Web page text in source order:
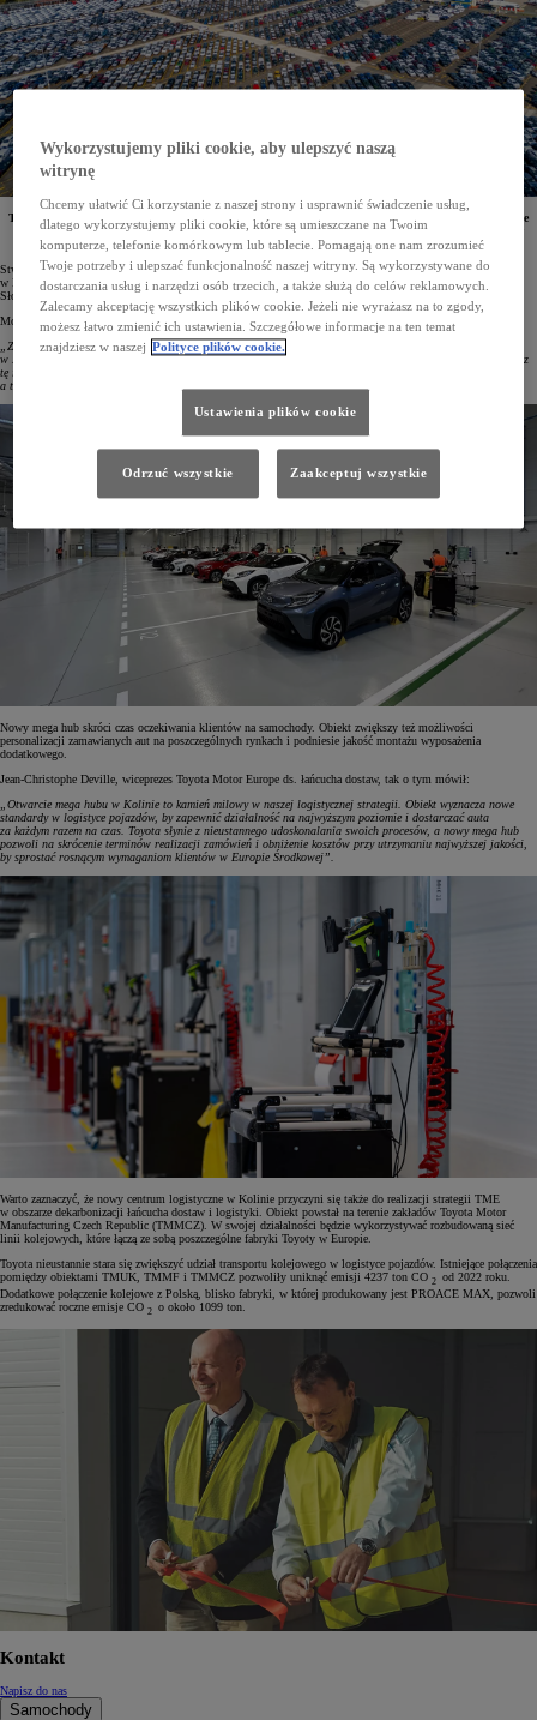
Toyota Motor Europe (TME) otwiera w czeskim Kolinie swój pierwszy mega hub. Ułatwi on operacje
logistyczne koncernu w Europie Środkowej, a także skróci czas oczekiwania europejskich klientów
na zamówione auta marki Toyota i Lexus. Inwestycja ta kosztowała 17 mln euro.
Stworzony przez Toyota Motor Europe w czeskim Kolinie mega hub to największy tego typu obiekt Toyoty
w Europie. Nowe centrum logistyczne będzie dostarczać samochody do Austrii, Czech, Niemiec, Polski,
Słowacji i Węgier. Rocznie będzie w stanie obsłużyć nawet 350 000 aut.
Mówiąc o tej inwestycji, dr Robert Kiml, prezes Toyota Motor Manufacturing Czech Republic, podkreślił:
„Zainwestowaliśmy w Czechach 17 mln euro. Ten strategiczny ruch nie tylko wzmacnia obecność Toyoty
w Europie Środkowej, ale także pokazuje, że jesteśmy pewni potencjału, jakim dysponuje ten region. Poprzez
tę inwestycję wspieramy innowacyjność, efektywność i zrównoważony rozwój, na czym skorzystają klienci,
a także lokalna gospodarka”.
Nowy mega hub skróci czas oczekiwania klientów na samochody. Obiekt zwiększy też możliwości
personalizacji zamawianych aut na poszczególnych rynkach i podniesie jakość montażu wyposażenia
dodatkowego.
Jean-Christophe Deville, wiceprezes Toyota Motor Europe ds. łańcucha dostaw, tak o tym mówił:
„Otwarcie mega hubu w Kolinie to kamień milowy w naszej logistycznej strategii. Obiekt wyznacza nowe
standardy w logistyce pojazdów, by zapewnić działalność na najwyższym poziomie i dostarczać auta
za każdym razem na czas. Toyota słynie z nieustannego udoskonalania swoich procesów, a nowy mega hub
pozwoli na skrócenie terminów realizacji zamówień i obniżenie kosztów przy utrzymaniu najwyższej jakości,
by sprostać rosnącym wymaganiom klientów w Europie Środkowej”.
Warto zaznaczyć, że nowy centrum logistyczne w Kolinie przyczyni się także do realizacji strategii TME
w obszarze dekarbonizacji łańcucha dostaw i logistyki. Obiekt powstał na terenie zakładów Toyota Motor
Manufacturing Czech Republic (TMMCZ). W swojej działalności będzie wykorzystywać rozbudowaną sieć
linii kolejowych, które łączą ze sobą poszczególne fabryki Toyoty w Europie.
Toyota nieustannie stara się zwiększyć udział transportu kolejowego w logistyce pojazdów. Istniejące połączenia
pomiędzy obiektami TMUK, TMMF i TMMCZ pozwoliły uniknąć emisji 4237 ton CO 2 od 2022 roku.
Dodatkowe połączenie kolejowe z Polską, blisko fabryki, w której produkowany jest PROACE MAX, pozwoli
zredukować roczne emisje CO 2 o około 1099 ton.
Kontakt
Napisz do nas
Samochody
Wykorzystujemy pliki cookie, aby ulepszyć naszą
witrynę
Chcemy ułatwić Ci korzystanie z naszej strony i usprawnić świadczenie usług,
dlatego wykorzystujemy pliki cookie, które są umieszczane na Twoim
komputerze, telefonie komórkowym lub tablecie. Pomagają one nam zrozumieć
Twoje potrzeby i ulepszać funkcjonalność naszej witryny. Są wykorzystywane do
dostarczania usług i narzędzi osób trzecich, a także służą do celów reklamowych.
Zalecamy akceptację wszystkich plików cookie. Jeżeli nie wyrażasz na to zgody,
możesz łatwo zmienić ich ustawienia. Szczegółowe informacje na ten temat
znajdziesz w naszej Polityce plików cookie.
Ustawienia plików cookie
Odrzuć wszystkie Zaakceptuj wszystkie